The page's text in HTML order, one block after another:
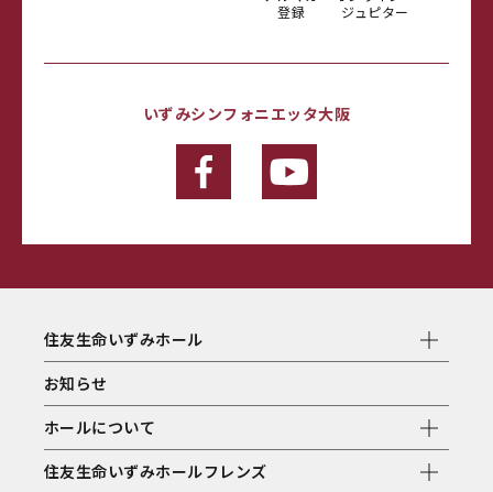
登録
ジュピター
いずみシンフォニエッタ大阪
住友生命いずみホール
お知らせ
ホールについて
住友生命いずみホールフレンズ